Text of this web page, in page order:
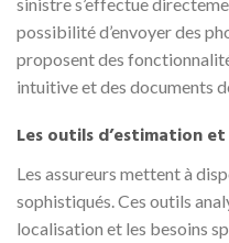
possibilité d’envoyer des
proposent des
intuitive et des documents
Les outils d’estimation
Les assureurs mettent à
sophistiqués. Ces outils
localisation et les besoins